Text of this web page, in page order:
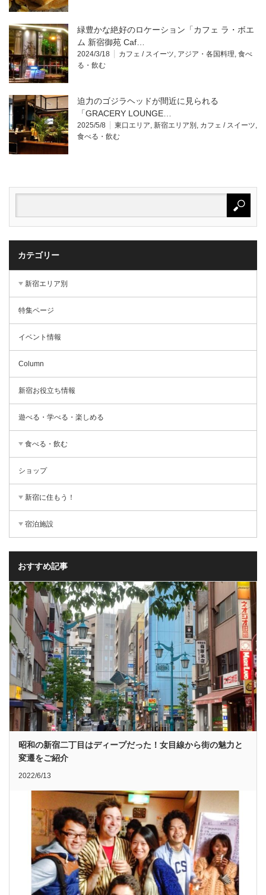
緑豊かな絶好のロケーション「カフェ ラ・ボエ
ム 新宿御苑 Caf…
2024/3/18 カフェ / スイーツ アジア・各国料理 食べ
る・飲む
迫力のゴジラヘッドが間近に見られる
「GRACERY LOUNGE…
2025/5/8 東口エリア 新宿エリア別 カフェ / スイーツ
食べる・飲む
カテゴリー
新宿エリア別
特集ページ
イベント情報
Column
新宿お役立ち情報
遊べる・学べる・楽しめる
食べる・飲む
ショップ
新宿に住もう！
宿泊施設
おすすめ記事
昭和の新宿二丁目はディープだった！女目線から街の魅力と
変遷をご紹介
2022/6/13